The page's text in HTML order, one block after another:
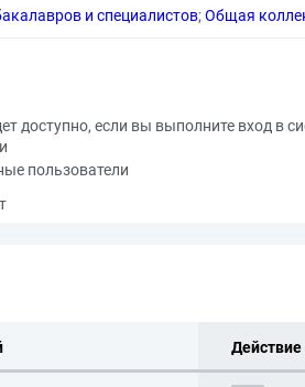
и специалистов;Общая
доступно, если вы выполните вход в
пользователи
Действие